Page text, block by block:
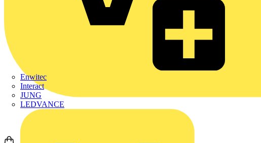
Enwitec
Interact
JUNG
LEDVANCE